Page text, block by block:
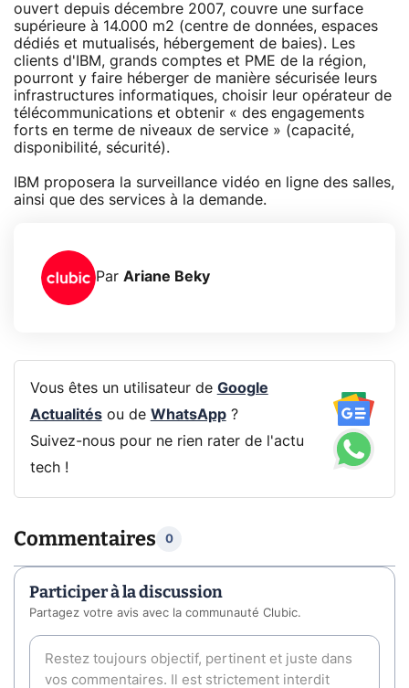
ouvert depuis décembre 2007, couvre une surface
supérieure à 14.000 m2 (centre de données, espaces
dédiés et mutualisés, hébergement de baies). Les
clients d'IBM, grands comptes et PME de la région,
pourront y faire héberger de manière sécurisée leurs
infrastructures informatiques, choisir leur opérateur de
télécommunications et obtenir « des engagements
forts en terme de niveaux de service » (capacité,
disponibilité, sécurité).
IBM proposera la surveillance vidéo en ligne des salles,
ainsi que des services à la demande.
Par Ariane Beky
Vous êtes un utilisateur de Google
Actualitésou de WhatsApp?
Suivez-nous pour ne rien rater de l'actu
tech !
Commentaires 0
Participer à la discussion
Partagez votre avis avec la communauté Clubic.